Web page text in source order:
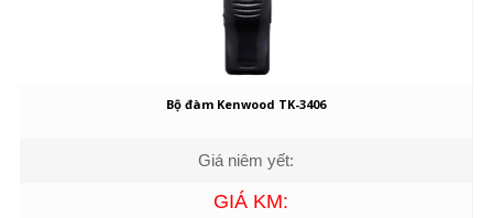
Bộ đàm Kenwood TK-3406
Giá niêm yết:
GIÁ KM: